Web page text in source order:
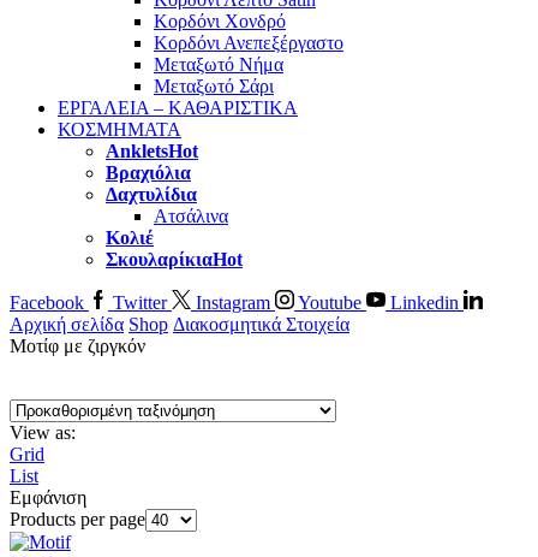
Κορδόνι Χονδρό
Κορδόνι Ανεπεξέργαστο
Μεταξωτό Νήμα
Μεταξωτό Σάρι
ΕΡΓΑΛΕΙΑ – ΚΑΘΑΡΙΣΤΙΚΑ
ΚΟΣΜΗΜΑΤΑ
AnkletsHot
Βραχιόλια
Δαχτυλίδια
Ατσάλινα
Κολιέ
ΣκουλαρίκιαHot
Facebook Twitter Instagram Youtube
Linkedin
Αρχική σελίδα Shop Διακοσμητικά Στοιχεία
Μοτίφ με ζιργκόν
View as:
Grid
List
Εμφάνιση
Products per page